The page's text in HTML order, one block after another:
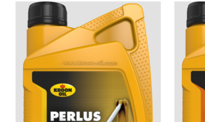
Items van productcarrousel